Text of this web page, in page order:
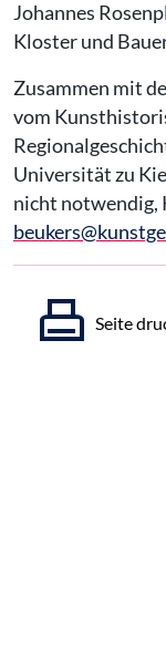
Johannes
Kloster und
Zusammen mit
vom
Universität zu
nicht notwendig,
Seite